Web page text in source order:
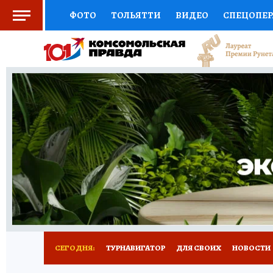
ФОТО ТОЛЬЯТТИ ВИДЕО
СОЦПОДДЕРЖКА НАУКА СПОРТ
ВЫБОР ЭКСПЕРТОВ ДОКТОР
КНИЖНАЯ ПОЛКА ПРОГНОЗЫ НА СПОРТ
ПРЕСС-ЦЕНТР НЕДВИЖИМОСТЬ
КОЛЛЕКЦИИ КП РЕКЛАМА
СЕГОДНЯ: ТУРНАВИГАТОР ДЛЯ СВОИХ НОВОСТИ